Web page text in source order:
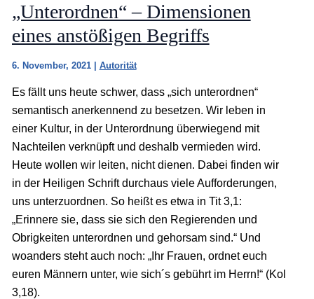
„Unterordnen“ – Dimensionen
eines anstößigen Begriffs
6. November, 2021 Autorität
Es fällt uns heute schwer, dass „sich unterordnen“
semantisch anerkennend zu besetzen. Wir leben in
einer Kultur, in der Unterordnung überwiegend mit
Nachteilen verknüpft und deshalb vermieden wird.
Heute wollen wir leiten, nicht dienen. Dabei finden wir
in der Heiligen Schrift durchaus viele Aufforderungen,
uns unterzuordnen. So heißt es etwa in Tit 3,1:
„Erinnere sie, dass sie sich den Regierenden und
Obrigkeiten unterordnen und gehorsam sind.“ Und
woanders steht auch noch: „Ihr Frauen, ordnet euch
euren Männern unter, wie sich´s gebührt im Herrn!“ (Kol
3,18).